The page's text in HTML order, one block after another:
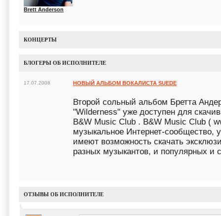
Brett Anderson
КОНЦЕРТЫ
БЛОГЕРЫ ОБ ИСПОЛНИТЕЛЕ
17.07.2008 НОВЫЙ АЛЬБОМ ВОКАЛИСТА SUEDE
Второй сольный альбом Бретта
"Wilderness" уже доступен для
B&W Music Club . B&W Music Club (
музыкальное Интернет-сообщество,
имеют возможность скачать
разных музыкантов, и популярных и
ОТЗЫВЫ ОБ ИСПОЛНИТЕЛЕ